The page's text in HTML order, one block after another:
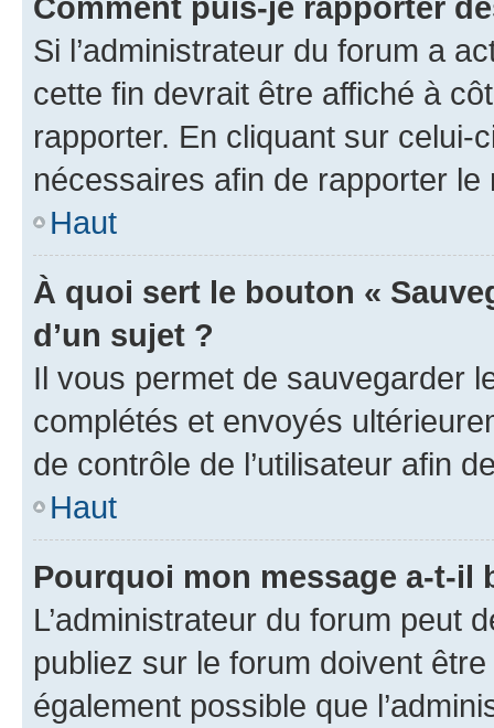
Si l’administrateur du forum a
cette fin devrait être affiché à
rapporter. En cliquant sur
nécessaires afin de rapporter le
Haut
À quoi sert le bouton «
d’un sujet ?
Il vous permet de sauvegarder
complétés et envoyés
de contrôle de l’utilisateur afin
Haut
Pourquoi mon message a-t-il
L’administrateur du forum peut
publiez sur le forum doivent
également possible que